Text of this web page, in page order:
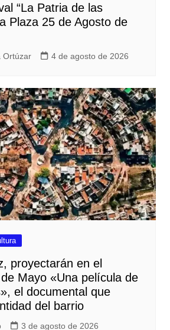
“La Patria de las
Plaza 25 de Agosto de
Ortúzar 4 de agosto de 2026
proyectarán en el
Mayo «Una película de
el documental que
del barrio
3 de agosto de 2026